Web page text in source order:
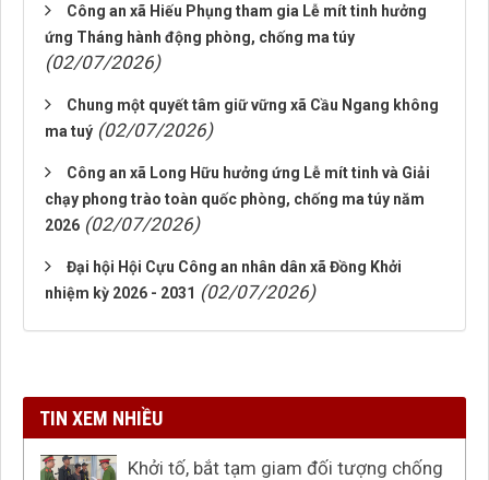
Công an xã Hiếu Phụng tham gia Lễ mít tinh hưởng
ứng Tháng hành động phòng, chống ma túy
(02/07/2026)
Chung một quyết tâm giữ vững xã Cầu Ngang không
ma tuý (02/07/2026)
Công an xã Long Hữu hưởng ứng Lễ mít tinh và Giải
chạy phong trào toàn quốc phòng, chống ma túy năm
2026 (02/07/2026)
Đại hội Hội Cựu Công an nhân dân xã Đồng Khởi
nhiệm kỳ 2026 - 2031 (02/07/2026)
TIN XEM NHIỀU
Khởi tố, bắt tạm giam đối tượng chống